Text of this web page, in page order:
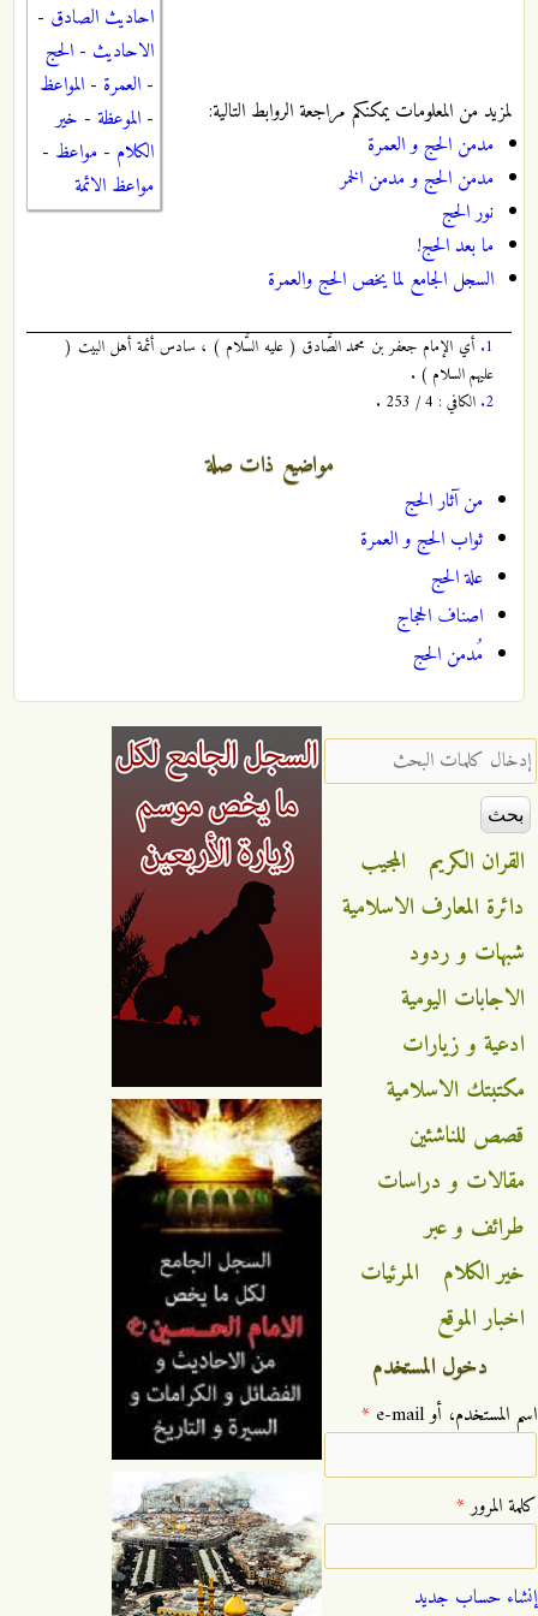
احاديث الصادق -
الاحاديث - الحج
- العمرة - المواعظ
- الموعظة - خير
الكلام - مواعظ -
مواعظ الائمة
لمزيد من المعلومات يمكنكم مراجعة الروابط التالية:
مدمن الحج و العمرة
مدمن الحج و مدمن الخمر
نور الحج
ما بعد الحج!
السجل الجامع لما يخص الحج والعمرة
1. أي الإمام جعفر بن محمد الصَّادق ( عليه السَّلام ) ، سادس أئمة أهل البيت (
عليهم السلام ) .
2. الكافي : 4 / 253 .
مواضيع ذات صلة
من آثار الحج
ثواب الحج و العمرة
علة الحج
اصناف الحجاج
مُدمن الحج
‏إدخال كلمات البحث ‏
القران الكريم
المجيب
دائرة المعارف الاسلامية
شبهات و ردود
الاجابات اليومية
ادعية و زيارات
مكتبتك الاسلامية
قصص للناشئين
مقالات و دراسات
طرائف و عبر
خير الكلام
المرئيات
اخبار الموقع
دخول المستخدم
‏اسم المستخدم، أو e-mail ‏ *
‏كلمة المرور ‏*
إنشاء حساب جديد